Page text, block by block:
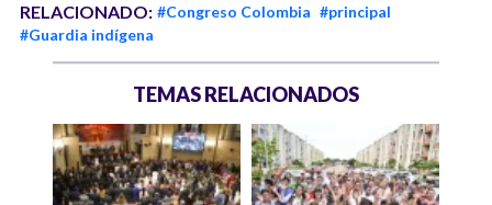
RELACIONADO: #Congreso Colombia #principal
#Guardia indígena
TEMAS RELACIONADOS